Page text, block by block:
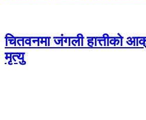
चितवनमा जंगली हात्तीको
मृत्यु